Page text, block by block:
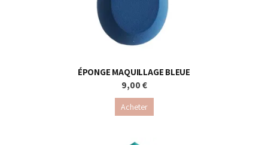
ÉPONGE MAQUILLAGE BLEUE
9,00 €
Acheter